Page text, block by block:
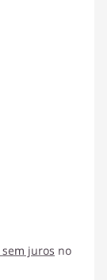
sem juros no